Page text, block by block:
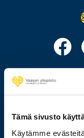
Tämä sivusto
Käytämme
029